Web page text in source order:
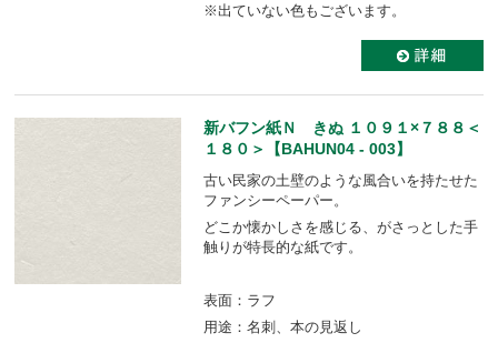
※出ていない色もございます。
新バフン紙Ｎ きぬ １０９１×７８８＜
１８０＞【BAHUN04 - 003】
古い民家の土壁のような風合いを持たせた
ファンシーペーパー。
どこか懐かしさを感じる、がさっとした手
触りが特長的な紙です。
表面：ラフ
用途：名刺、本の見返し